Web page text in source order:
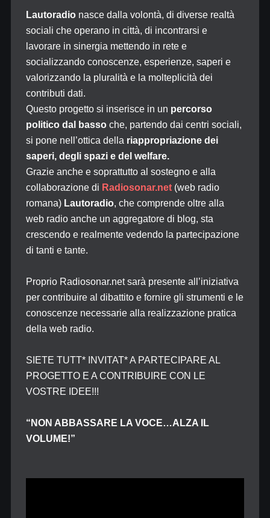
Lautoradionasce dalla volontà, di diverse realtà
sociali che operano in città, di incontrarsi e
lavorare in sinergia mettendo in rete e
socializzando conoscenze, esperienze, saperi e
valorizzando la pluralità e la molteplicità dei
contributi dati.
Questo progetto si inserisce in un percorso
politico dal bassoche, partendo dai centri sociali,
si pone nell’ottica della riappropriazione dei
saperi, degli spazi e del welfare.
Grazie anche e soprattutto al sostegno e alla
collaborazione di Radiosonar.net(web radio
romana) Lautoradio, che comprende oltre alla
web radio anche un aggregatore di blog, sta
crescendo e realmente vedendo la partecipazione
di tanti e tante.
Proprio Radiosonar.net sarà presente all’iniziativa
per contribuire al dibattito e fornire gli strumenti e le
conoscenze necessarie alla realizzazione pratica
della web radio.
SIETE TUTT* INVITAT* A PARTECIPARE AL
PROGETTO E A CONTRIBUIRE CON LE
VOSTRE IDEE!!!
“NON ABBASSARE LA VOCE…ALZA IL
VOLUME!”